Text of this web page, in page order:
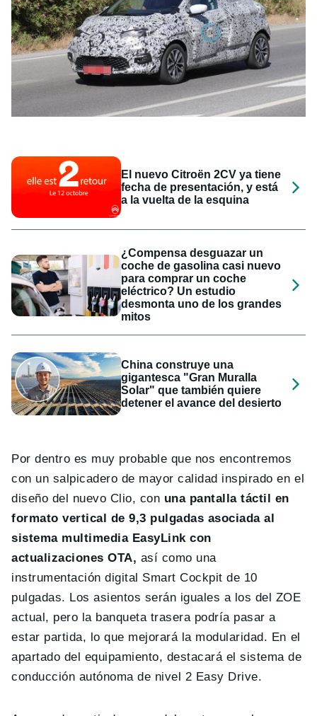
El nuevo Citroën 2CV ya tiene
fecha de presentación, y está
a la vuelta de la esquina
¿Compensa desguazar un
coche de gasolina casi nuevo
para comprar un coche
eléctrico? Un estudio
desmonta uno de los grandes
mitos
China construye una
gigantesca "Gran Muralla
Solar" que también quiere
detener el avance del desierto
Por dentro es muy probable que nos encontremos
con un salpicadero de mayor calidad inspirado en el
diseño del nuevo Clio, con una pantalla táctil en
formato vertical de 9,3 pulgadas asociada al
sistema multimedia EasyLink con
actualizaciones OTA, así como una
instrumentación digital Smart Cockpit de 10
pulgadas. Los asientos serán iguales a los del ZOE
actual, pero la banqueta trasera podría pasar a
estar partida, lo que mejorará la modularidad. En el
apartado del equipamiento, destacará el sistema de
conducción autónoma de nivel 2 Easy Drive.